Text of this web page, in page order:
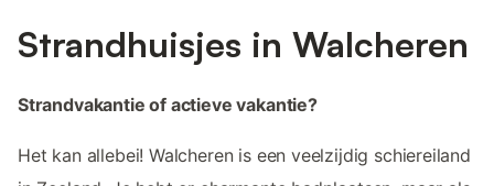
Strandhuisjes in Walcheren
Strandvakantie of actieve vakantie?
Het kan allebei! Walcheren is een veelzijdig schiereiland